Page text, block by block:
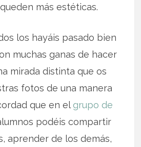
más estéticas.
los hayáis pasado bien
muchas ganas de hacer
mirada distinta que os
fotos de una manera
que en el grupo de
podéis compartir
aprender de los demás,